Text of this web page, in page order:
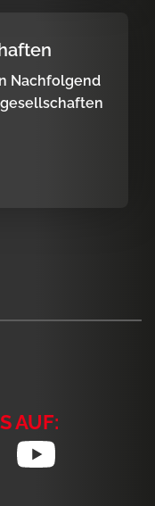
Nachfolgend
AUF: